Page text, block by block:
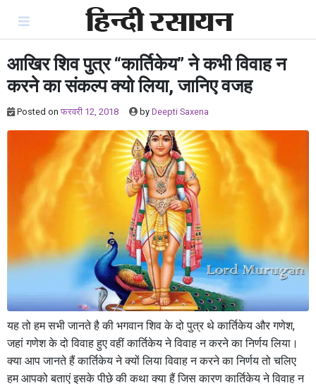
content
आखिर शिव पुत्र “कार्तिकेय” ने कभी विवाह न
करने का संकल्प क्यो लिया, जानिए वजह
Posted on फरवरी 12, 2018 by Deepti Saxena
यह तो हम सभी जानते है की भगवान शिव के दो पुत्र थे कार्तिकेय और गणेश,
जहां गणेश के दो विवाह हुए वहीं कार्तिकेय ने विवाह न करने का निर्णय लिया।
क्या आप जानते हैं कार्तिकेय ने क्यों लिया विवाह न करने का निर्णय तो चलिए
हम आपको बताएं इसके पीछे की कथा क्या हैं जिस कारण कार्तिकेय ने विवाह न